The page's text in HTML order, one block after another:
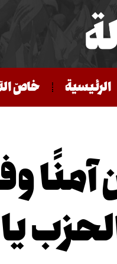
الرئيسية خاصّ